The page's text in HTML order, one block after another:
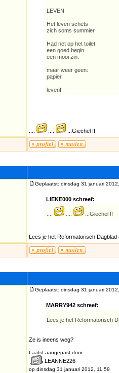
LEVEN
Het leven schets
zich soms summier.
Had net op het toilet
een goed begin
een mooi zin.
maar weer geen:
papier.
leven!
...Giechel !!
Geplaatst: dinsdag 31 januari
LIEKE000 schreef:
...Giechel !!
Lees je het Reformatorisch
Geplaatst: dinsdag 31 januari
MARRY942 schreef:
Lees je het Reformatorisch
Ze is ineens weg?
Laatst aangepast door
LEANNE226
op dinsdag 31 januari 2012, 11:59